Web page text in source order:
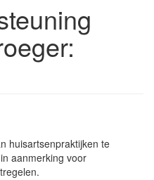
huisartsenpraktijken te
aanmerking voor